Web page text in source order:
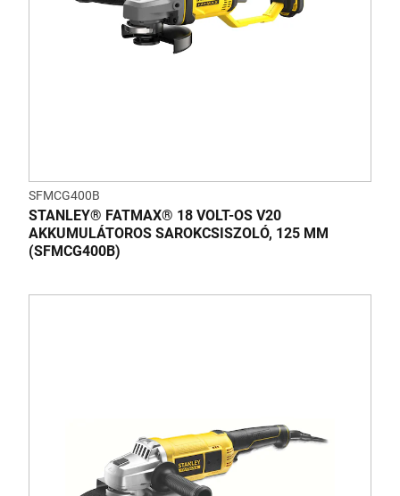
SFMCG400B
STANLEY® FATMAX® 18 VOLT-OS V20
AKKUMULÁTOROS SAROKCSISZOLÓ, 125 MM
(SFMCG400B)